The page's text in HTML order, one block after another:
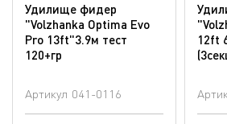
Удилище фидер
"Volzhanka Optima Evo
Pro 13ft"3.9м тест
120+гр
Артикул 041-0116
12ft